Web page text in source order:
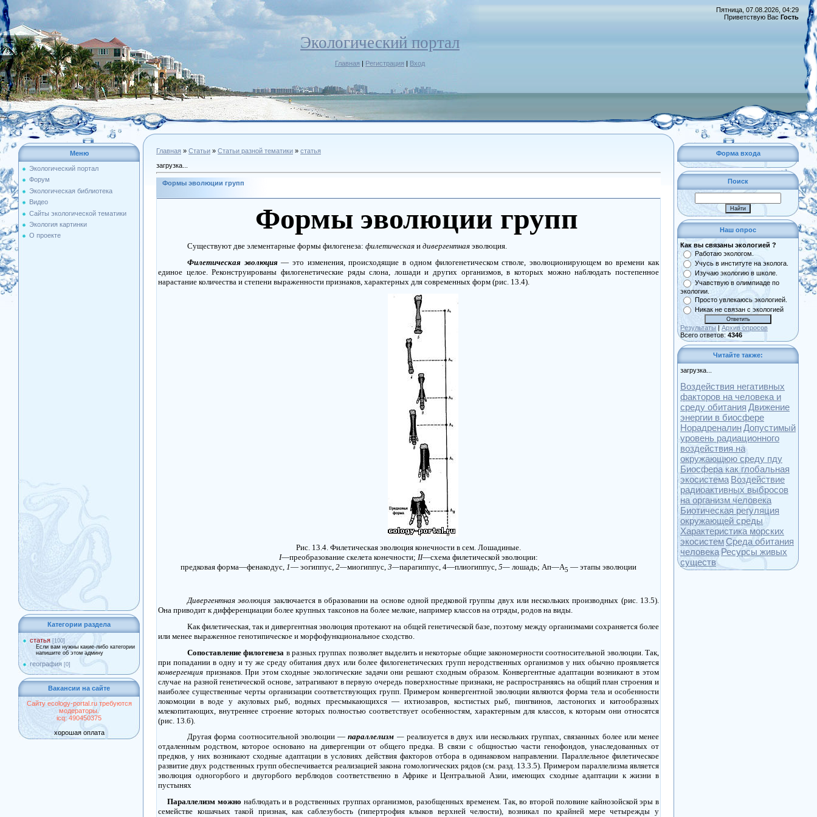
Экологический портал
Главная | Регистрация | Вход
Пятница, 07.08.2026, 04:29
Приветствую Вас Гость
Меню
Экологический портал
Форум
Экологическая библиотека
Видео
Сайты экологической тематики
Экология картинки
О проекте
Категории раздела
статья [100]
Если вам нужны какие-либо категории
напишите об этом админу
география [0]
Вакансии на сайте
Сайту ecology-portal.ru требуются
модераторы.
icq: 490450375
хорошая оплата
Главная » Статьи » Статьи разной тематики » статья
загрузка...
Формы эволюции групп
Формы эволюции групп
Существуют две элементарные формы филогенеза: филетическая и дивергентная эволюция.
Филетическая эволюция— это изменения, происходящие в одном филогенетическом стволе, эволюционирующем во времени как
единое целое. Реконструированы филогенетические ряды слона, лошади и других организмов, в которых можно наблюдать постепенное
нарастание количества и степени выраженности признаков, характерных для современных форм (рис. 13.4).
Рис. 13.4. Филетическая эволюция конечности в сем. Лошадиные.
I—преобразование скелета конечности; II—схема филетической эволюции:
предковая форма—фенакодус, 1— эогиппус, 2—миогиппус, 3—парагиппус, 4—плиогиппус, 5— лошадь; Ап—А5 — этапы эволюции
Дивергентная эволюция заключается в образовании на основе одной предковой группы двух или нескольких производных (рис.13.5).
Она приводит к дифференциации более крупных таксонов на более мелкие, например классов на отряды, родов на виды.
Как филетическая, так и дивергентная эволюция протекают на общей генетической базе, поэтому между организмами сохраняется более
или менее выраженное генотипическое и морфофункциональное сходство.
Сопоставление филогенеза в разных группах позволяет выделить и некоторые общие закономерности соотносительной эволюции. Так,
при попадании в одну и ту же среду обитания двух или более филогенетических групп неродственных организмов у них обычно проявляется
конвергенция признаков. При этом сходные экологические задачи они решают сходным образом. Конвергентные адаптации возникают в этом
случае на разной генетической основе, затрагивают в первую очередь поверхностные признаки, не распространяясь на общий план строения и
наиболее существенные черты организации соответствующих групп. Примером конвергентной эволюции являются форма тела и особенности
локомоции в воде у акуловых рыб, водных пресмыкающихся— ихтиозавров, костистых рыб, пингвинов, ластоногих и китообразных
млекопитающих, внутреннее строение которых полностью соответствует особенностям, характерным для классов, к которым они относятся
(рис. 13.6).
Другая форма соотносительной эволюции— параллелизм —реализуется в двух или нескольких группах, связанных более или менее
отдаленным родством, которое основано на дивергенции от общего предка. В связи с общностью части генофондов, унаследованных от
предков, у них возникают сходные адаптации в условиях действия факторов отбора в одинаковом направлении. Параллельное филетическое
развитие двух родственных групп обеспечивается реализацией закона гомологических рядов (см. разд. 13.3.5).Примером параллелизма является
эволюция одногорбого и двугорбого верблюдов соответственно в Африке и Центральной Азии, имеющих сходные адаптации к жизни в
пустынях
Параллелизм можно наблюдать и в родственных группах организмов, разобщенных временем. Так, во второй половине кайнозойской эры в
семействе кошачьих такой признак, как саблезубость (гипертрофия клыков верхней челюсти), возникал по крайней мере четырежды у
Форма входа
Поиск
Наш опрос
Как вы связаны экологией ?
Работаю экологом.
Учусь в институте на эколога.
Изучаю экологию в школе.
Учавствую в олимпиаде по
экологии.
Просто увлекаюсь экологией.
Никак не связан с экологией
Результаты | Архив опросов
Всего ответов: 4346
Читайте также:
загрузка...
Воздействия негативных
факторов на человека и
среду обитания Движение
энергии в биосфере
Норадреналин Допустимый
уровень радиационного
воздействия на
окружающюю среду пду
Биосфера как глобальная
экосистема Воздействие
радиоактивных выбросов
на организм человека
Биотическая регуляция
окружающей среды
Характеристика морских
экосистемСреда обитания
человека Ресурсы живых
существ